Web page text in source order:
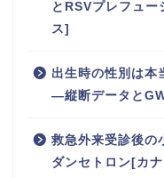
とRSVプレフュ
ス]
出生時の性別は本
―縦断データと
救急外来受診後の
ダンセトロン[カナ